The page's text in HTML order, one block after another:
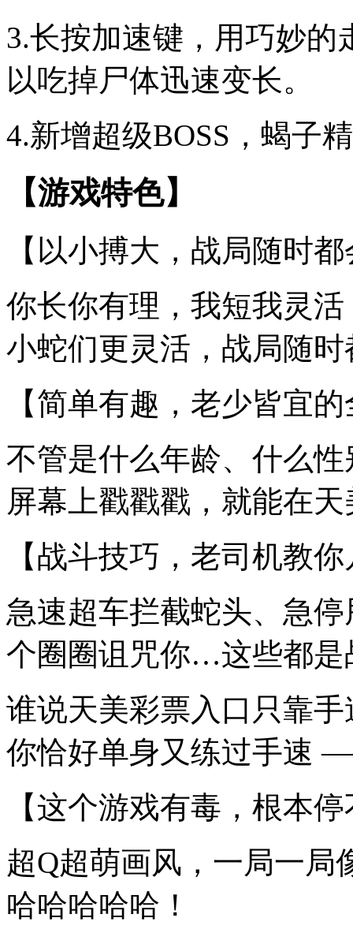
3.长按加速键，用巧妙
以吃掉尸体迅速变长。
4.新增超级BOSS，蝎子
【游戏特色】
【以小搏大，战局随时
你长你有理，我短我灵
小蛇们更灵活，战局随
【简单有趣，老少皆宜
不管是什么年龄、什么
屏幕上戳戳戳，就能在
【战斗技巧，老司机教
急速超车拦截蛇头、急
个圈圈诅咒你…这些都是
谁说天美彩票入口只靠
你恰好单身又练过手速
【这个游戏有毒，根本
超Q超萌画风，一局一局
哈哈哈哈哈！